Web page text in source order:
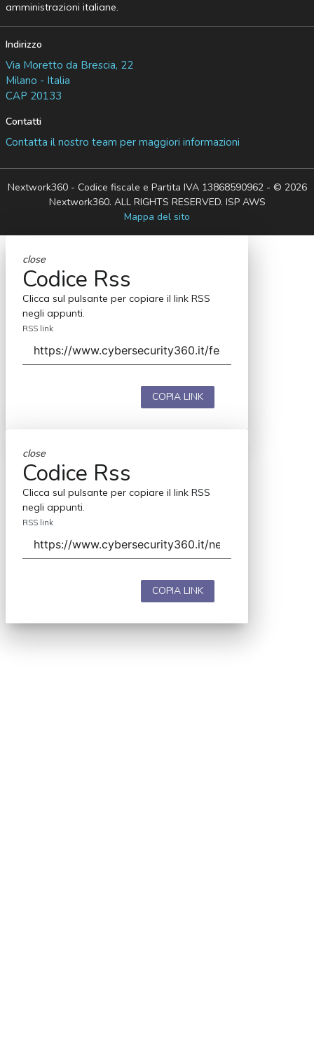
amministrazioni italiane.
Indirizzo
Via Moretto da Brescia, 22
Milano - Italia
CAP 20133
Contatti
Contatta il nostro team per maggiori informazioni
Nextwork360 - Codice fiscale e Partita IVA 13868590962 - © 2026
Nextwork360. ALL RIGHTS RESERVED. ISP AWS
Mappa del sito
close
Codice Rss
Clicca sul pulsante per copiare il link RSS
negli appunti.
RSS link
COPIA LINK
close
Codice Rss
Clicca sul pulsante per copiare il link RSS
negli appunti.
RSS link
COPIA LINK